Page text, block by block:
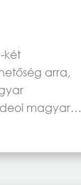
két
arra,
magyar…